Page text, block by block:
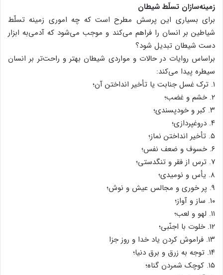
زمینه‌سازان تسلّط شیطان
برای بسیاری این پرسش مطرح است که چه اموری زمینه تسلّط
شیاطین بر انسان را فراهم می‌کند و موجب می‌شود که آدمی‌به ابزار
دست شیطان تبدیل شود؟
براساس روایات در حالات و مواردی شیطان بهتر و راحت‌تر بر انسان
سیطره پیدا می‌کند:
۱. ترک غسل جنابت یا تأخیر انداختن آن؛
۲. خشم و غضب؛
۳. کبر و خودپسندی؛
۴. دروغپردازی؛
۵. تأخیر انداختن نماز؛
۶. خسوف و ضعف نفس؛
۷. ترس از فقر و تنگدستی؛
۸. یأس و نومیدی؛
۹. پر خوری و مجالس عیش و نوش؛
۱۰. ساز و آواز؛
۱۱. لهو و لعب؛
۱۲. خلوت با اجنّبی؛
۱۳. فراموش کردن یاد خدا و روز جزا
۱۴. توجه به زرق و برق دنیا؛
۱۵. کوچک شمردن گناه؛